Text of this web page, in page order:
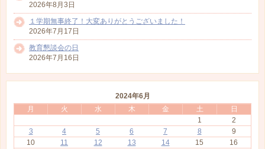
2026年8月3日
１学期無事終了！大変ありがとうございました！
2026年7月17日
教育懇談会の日
2026年7月16日
2024年6月
月
火 水 木 金 土
日
1
2
3
4 5 6 7 8
9
10
11 12 13 14 15
16